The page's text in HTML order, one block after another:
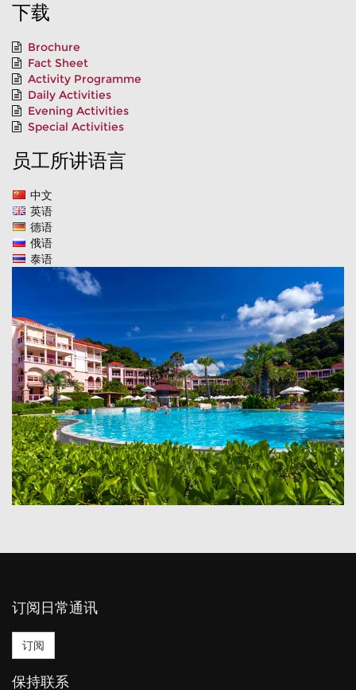
下载
Brochure
Fact Sheet
Activity Programme
Daily Activities
Evening Activities
Special Activities
员工所讲语言
中文
英语
德语
俄语
泰语
订阅日常通讯
订阅
保持联系